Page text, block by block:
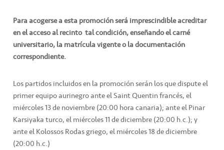
Para acogerse a esta promoción será imprescindible acreditar
en el acceso al recinto tal condición, enseñando el carné
universitario, la matrícula vigente o la documentación
correspondiente.
Los partidos incluidos en la promoción serán los que dispute el
primer equipo aurinegro ante el Saint Quentin francés, el
miércoles 13 de noviembre (20:00 hora canaria); ante el Pinar
Karsiyaka turco, el miércoles 11 de diciembre (20:00 h.c.); y
ante el Kolossos Rodas griego, el miércoles 18 de diciembre
(20:00 h.c.)